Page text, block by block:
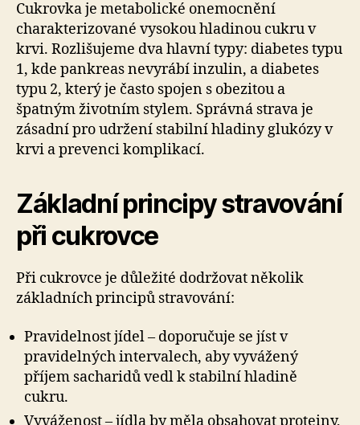
Cukrovka je metabolické onemocnění
charakterizované vysokou hladinou cukru v
krvi. Rozlišujeme dva hlavní typy: diabetes typu
1, kde pankreas nevyrábí inzulin, a diabetes
typu 2, který je často spojen s obezitou a
špatným životním stylem. Správná strava je
zásadní pro udržení stabilní hladiny glukózy v
krvi a prevenci komplikací.
Základní principy stravování
při cukrovce
Při cukrovce je důležité dodržovat několik
základních principů stravování:
Pravidelnost jídel – doporučuje se jíst v
pravidelných intervalech, aby vyvážený
příjem sacharidů vedl k stabilní hladině
cukru.
Vyváženost – jídla by měla obsahovat proteiny,